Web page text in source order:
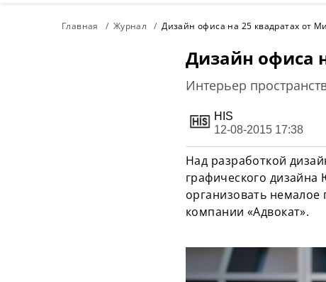
Главная Журнал Дизайн офиса на 25 квадратах от
Дизайн офиса
Интерьер
HIS
12-08-2015 17:38
Над разработкой
графического дизайна
организовать
компании «Адвокат».